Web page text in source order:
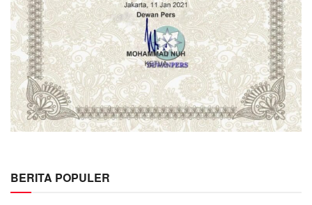
BERITA POPULER